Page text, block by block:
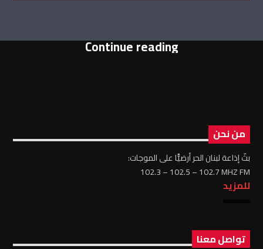
Continue reading
من نحن
بثّ إذاعة لبنان الحر أرضيًّا على الموجات:
102.3 – 102.5 – 102.7 MHZ FM
للمزيد
تواصل معنا